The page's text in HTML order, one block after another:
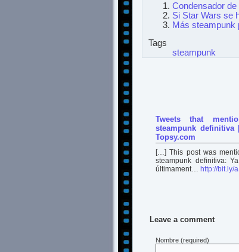
Condensador
Si Star Wars se
Más steampunk
Tags
steampunk
Tweets that
steampunk definitiva
Topsy.com
[…] This post was
steampunk definitiva:
últimament… http://bit.ly/
Leave a comment
Nombre (required)